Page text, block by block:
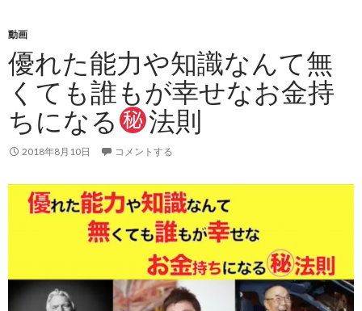
動画
優れた能力や知識なんて無
くても誰もが幸せなお金持
ちになる
法則
2018年8月10日 コメントする